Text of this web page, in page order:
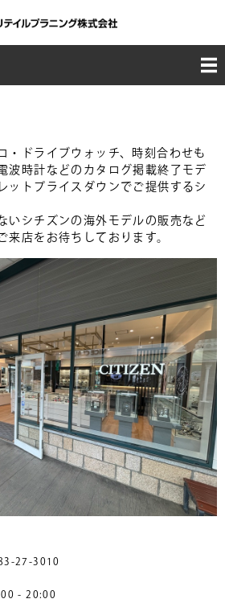
・ドライブウォッチ、時刻合わせも
波時計などのカタログ掲載終了モデ
ットプライスダウンでご提供するシ
いシチズンの海外モデルの販売など
店をお待ちしております。
27-3010
- 20:00